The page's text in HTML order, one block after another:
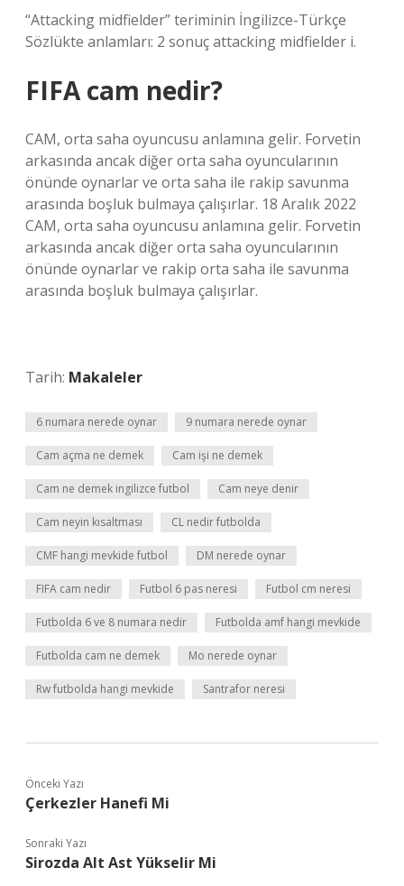
“Attacking midfielder” teriminin İngilizce-Türkçe
Sözlükte anlamları: 2 sonuç attacking midfielder i.
FIFA cam nedir?
CAM, orta saha oyuncusu anlamına gelir. Forvetin
arkasında ancak diğer orta saha oyuncularının
önünde oynarlar ve orta saha ile rakip savunma
arasında boşluk bulmaya çalışırlar. 18 Aralık 2022
CAM, orta saha oyuncusu anlamına gelir. Forvetin
arkasında ancak diğer orta saha oyuncularının
önünde oynarlar ve rakip orta saha ile savunma
arasında boşluk bulmaya çalışırlar.
Tarih: Makaleler
6 numara nerede oynar 9 numara nerede oynar
Cam açma ne demek Cam işi ne demek
Cam ne demek ingilizce futbol Cam neye denir
Cam neyin kısaltması CL nedir futbolda
CMF hangi mevkide futbol DM nerede oynar
FIFA cam nedir Futbol 6 pas neresi Futbol cm neresi
Futbolda 6 ve 8 numara nedir Futbolda amf hangi mevkide
Futbolda cam ne demek Mo nerede oynar
Rw futbolda hangi mevkide Santrafor neresi
Önceki Yazı
Çerkezler Hanefi Mi
Sonraki Yazı
Sirozda Alt Ast Yükselir Mi